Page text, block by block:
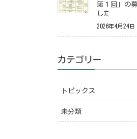
第１回」の
した
2026年4月24日
カテゴリー
トピックス
未分類